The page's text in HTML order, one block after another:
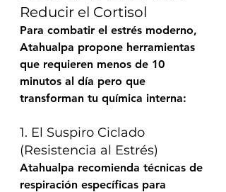
Reducir el Cortisol
Para combatir el estrés moderno,
Atahualpa propone herramientas
que requieren menos de 10
minutos al día pero que
transforman tu química interna:
1. El Suspiro Ciclado
(Resistencia al Estrés)
Atahualpa recomienda técnicas de
respiración específicas para